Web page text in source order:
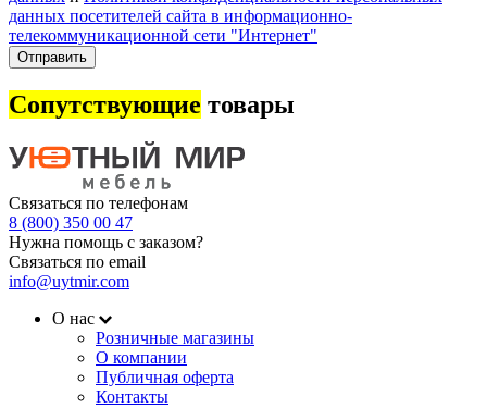
данных посетителей сайта в информационно-
телекоммуникационной сети "Интернет"
Отправить
Сопутствующие товары
Связаться по телефонам
8 (800) 350 00 47
Нужна помощь с заказом?
Связаться по email
info@uytmir.com
О нас
Розничные магазины
О компании
Публичная оферта
Контакты